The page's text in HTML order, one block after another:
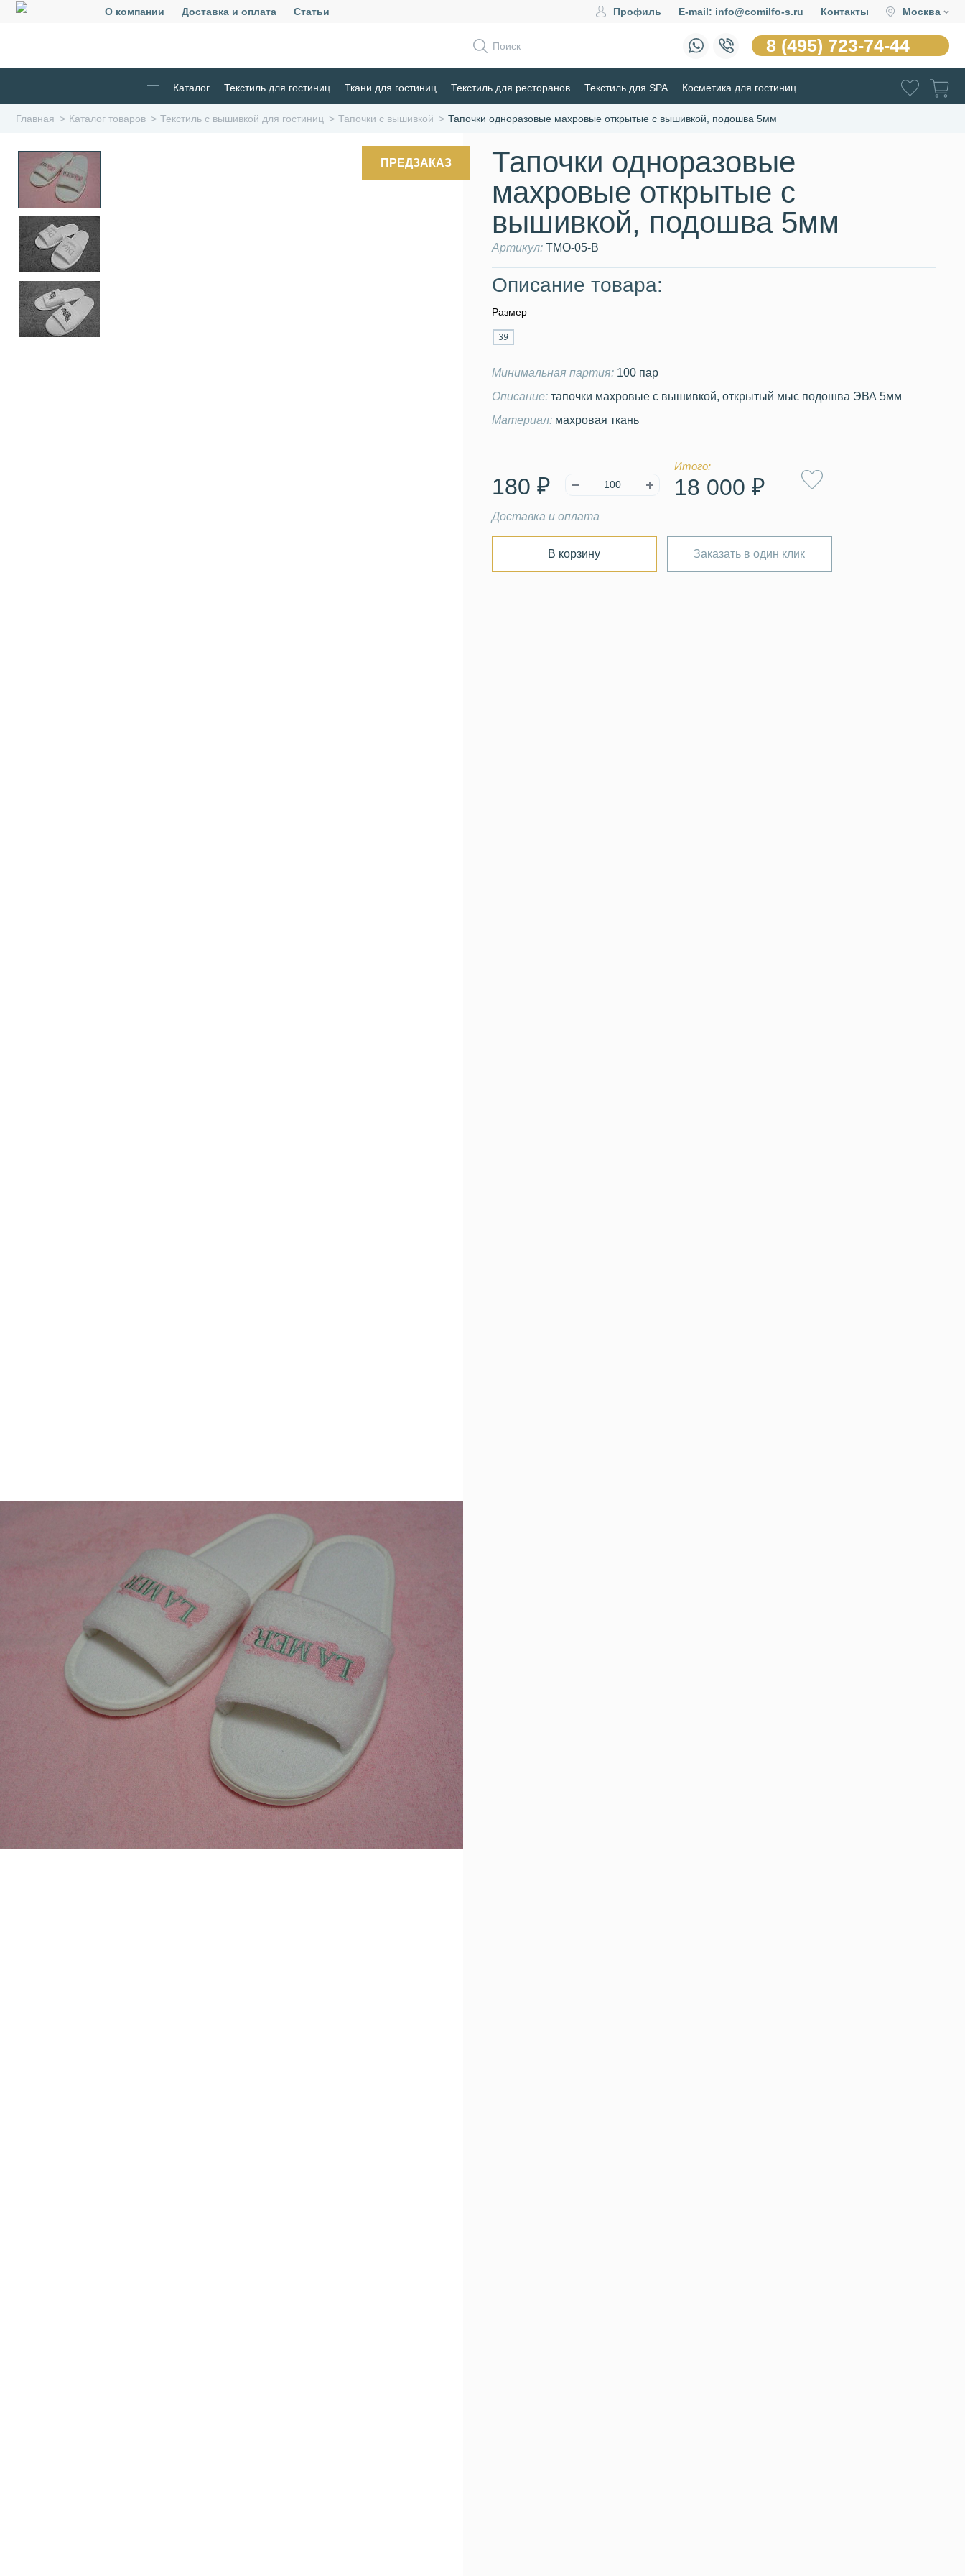
О компании Доставка и оплата Статьи Профиль E-mail: info@comilfo-s.ru Контакты Москва
Поиск 8 (495) 723-74-44
Каталог Текстиль для гостиниц Ткани для гостиниц Текстиль для ресторанов Текстиль для SPA Косметика для гостиниц
Главная Каталог товаров Текстиль с вышивкой для гостиниц Тапочки с вышивкой Тапочки одноразовые махровые открытые с вышивкой, подошва 5мм
ПРЕДЗАКАЗ
Тапочки одноразовые
махровые открытые с
вышивкой, подошва 5мм
Артикул: ТМО-05-В
Описание товара:
Размер
39
Минимальная партия: 100 пар
Описание: тапочки махровые с вышивкой, открытый мыс подошва ЭВА 5мм
Материал: махровая ткань
180 ₽
Итого:
18 000 ₽
Доставка и оплата
В корзину Заказать в один клик